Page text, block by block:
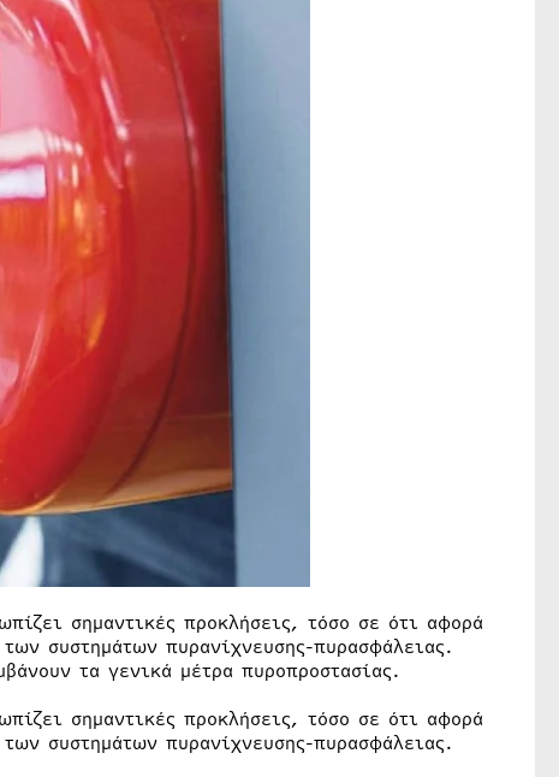
σημαντικές προκλήσεις, τόσο σε ότι αφορά
συστημάτων πυρανίχνευσης-πυρασφάλειας.
τα γενικά μέτρα πυροπροστασίας.
σημαντικές προκλήσεις, τόσο σε ότι αφορά
συστημάτων πυρανίχνευσης-πυρασφάλειας.